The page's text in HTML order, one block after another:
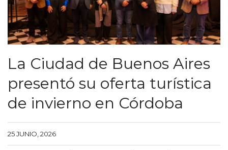
La Ciudad de Buenos Aires
presentó su oferta turística
de invierno en Córdoba
25 JUNIO, 2026